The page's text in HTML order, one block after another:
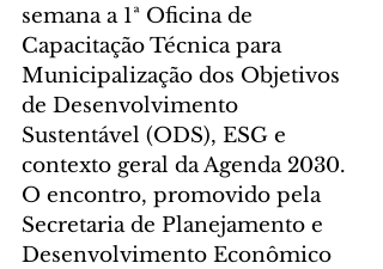
semana a 1ª Oficina de
Capacitação Técnica para
Municipalização dos Objetivos
de Desenvolvimento
Sustentável (ODS), ESG e
contexto geral da Agenda 2030.
O encontro, promovido pela
Secretaria de Planejamento e
Desenvolvimento Econômico